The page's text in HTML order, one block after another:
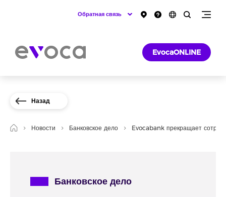
Обратная связь
EvocaONLINE
Назад
Новости Банковское дело Evocabank прекращает
Банковское дело